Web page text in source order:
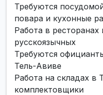
Требуются
повара и кухонные
Работа в
русскоязычных
Требуются
Тель-Авиве
Работа на складах в
комплектовщики